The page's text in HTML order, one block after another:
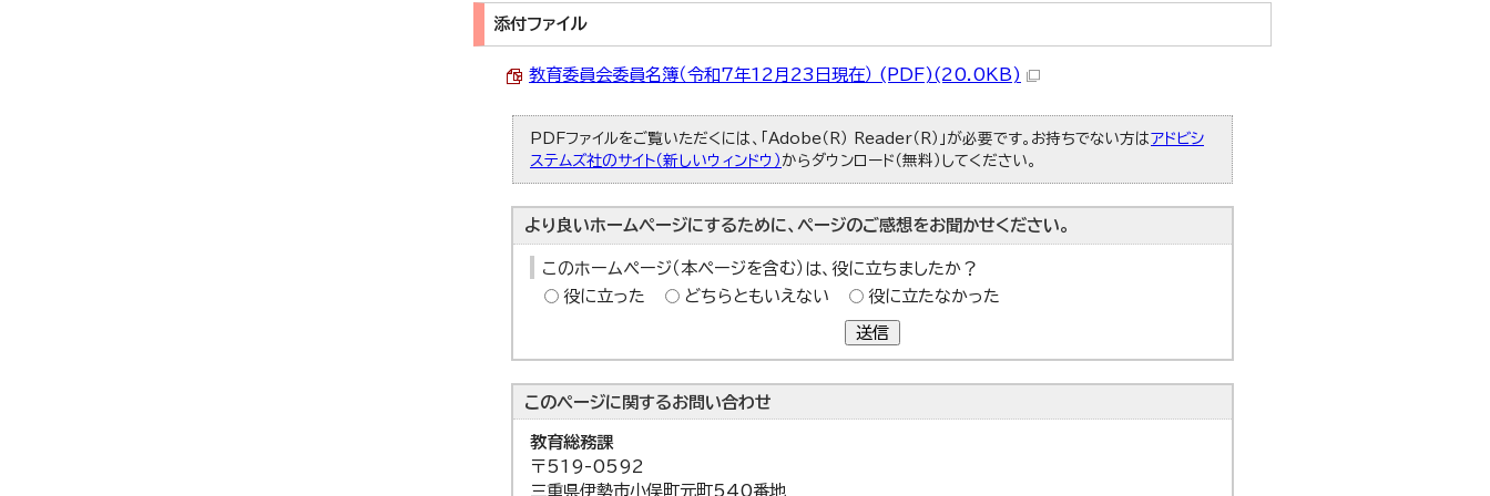
添付ファイル
教育委員会委員名簿（令和7年12月23日現在） (PDF)(20.0KB)
PDFファイルをご覧いただくには、「Adobe（R） Reader（R）」が必要です。お持ちでない方はアドビシ
ステムズ社のサイト（新しいウィンドウ） からダウンロード（無料）してください。
より良いホームページにするために、ページのご感想をお聞かせください。
このホームページ（本ページを含む）は、役に立ちましたか？
役に立った
どちらともいえない 役に立たなかった
送信
このページに関するお問い合わせ
教育総務課
〒519-0592
三重県伊勢市小俣町元町540番地